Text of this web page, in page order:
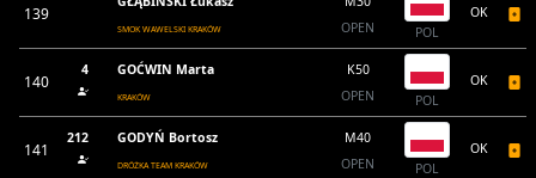
139
SMOK WAWELSKI KRAKÓW
OPEN
POL
OK
140
4 GOĆWIN Marta
KRAKÓW
K50
OPEN
POL
OK
141
212 GODYŃ Bortosz
DRÓŻKA TEAM KRAKÓW
M40
OPEN
POL
OK